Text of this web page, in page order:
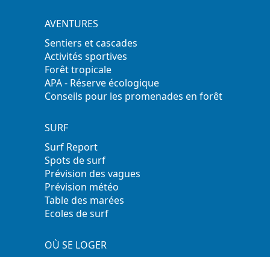
AVENTURES
Sentiers et cascades
Activités sportives
Forêt tropicale
APA - Réserve écologique
Conseils pour les promenades en forêt
SURF
Surf Report
Spots de surf
Prévision des vagues
Prévision météo
Table des marées
Ecoles de surf
OÙ SE LOGER